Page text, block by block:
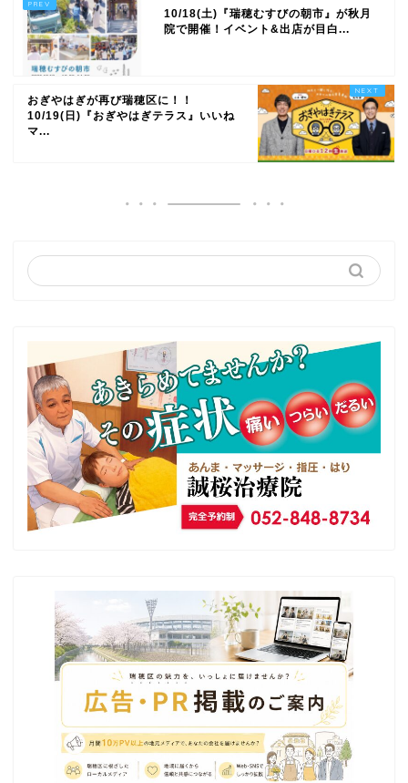
10/18(土)『瑞穂むすびの朝市』が秋月
院で開催！イベント&出店が目白...
おぎやはぎが再び瑞穂区に！！
10/19(日)『おぎやはぎテラス』いいね
マ...